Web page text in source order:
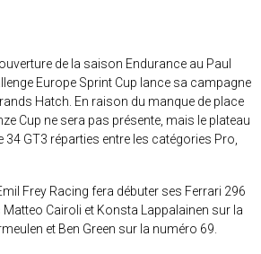
de la saison Endurance au Paul
Europe Sprint Cup lance sa campagne
Hatch. En raison du manque de place
Cup ne sera pas présente, mais le plateau
GT3 réparties entre les catégories Pro,
Frey Racing fera débuter ses Ferrari 296
Matteo Cairoli et Konsta Lappalainen sur la
et Ben Green sur la numéro 69.